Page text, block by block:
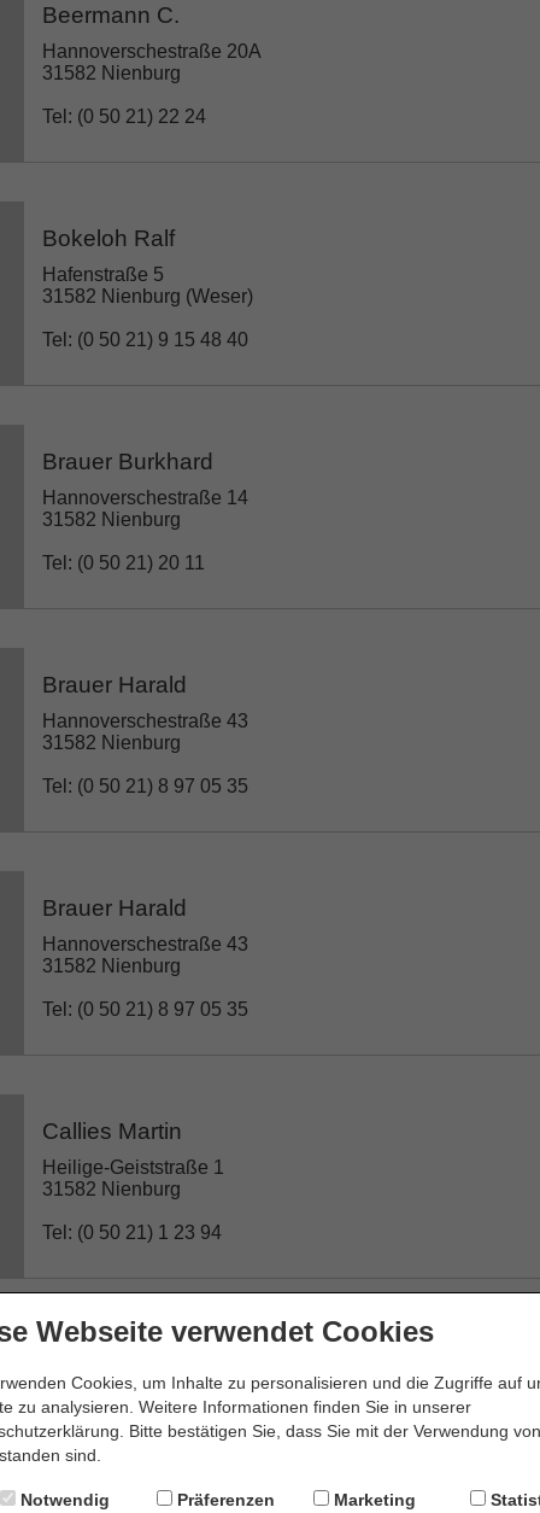
Webseite verwendet Cookies
Cookies, um Inhalte zu personalisieren und die Zugriffe auf
zu analysieren. Weitere Informationen finden Sie in unserer
Bitte bestätigen Sie, dass Sie mit der Verwendung
sind.
Notwendig Präferenzen Marketing
Beermann C.
Hannoverschestraße 20A
31582 Nienburg
Tel: (0 50 21) 22 24
Bokeloh Ralf
Hafenstraße 5
31582 Nienburg (Weser)
Tel: (0 50 21) 9 15 48 40
Brauer Burkhard
Hannoverschestraße 14
31582 Nienburg
Tel: (0 50 21) 20 11
Brauer Harald
Hannoverschestraße 43
31582 Nienburg
Tel: (0 50 21) 8 97 05 35
Brauer Harald
Hannoverschestraße 43
31582 Nienburg
Tel: (0 50 21) 8 97 05 35
Callies Martin
Heilige-Geiststraße 1
31582 Nienburg
Tel: (0 50 21) 1 23 94
Weserstraße 19
31582 Nienburg
Tel: (0 50 21) 6 00 28 08